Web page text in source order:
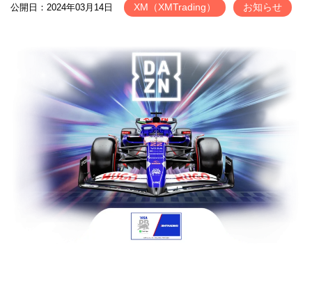
公開日：2024年03月14日 XM（XMTrading） お知らせ